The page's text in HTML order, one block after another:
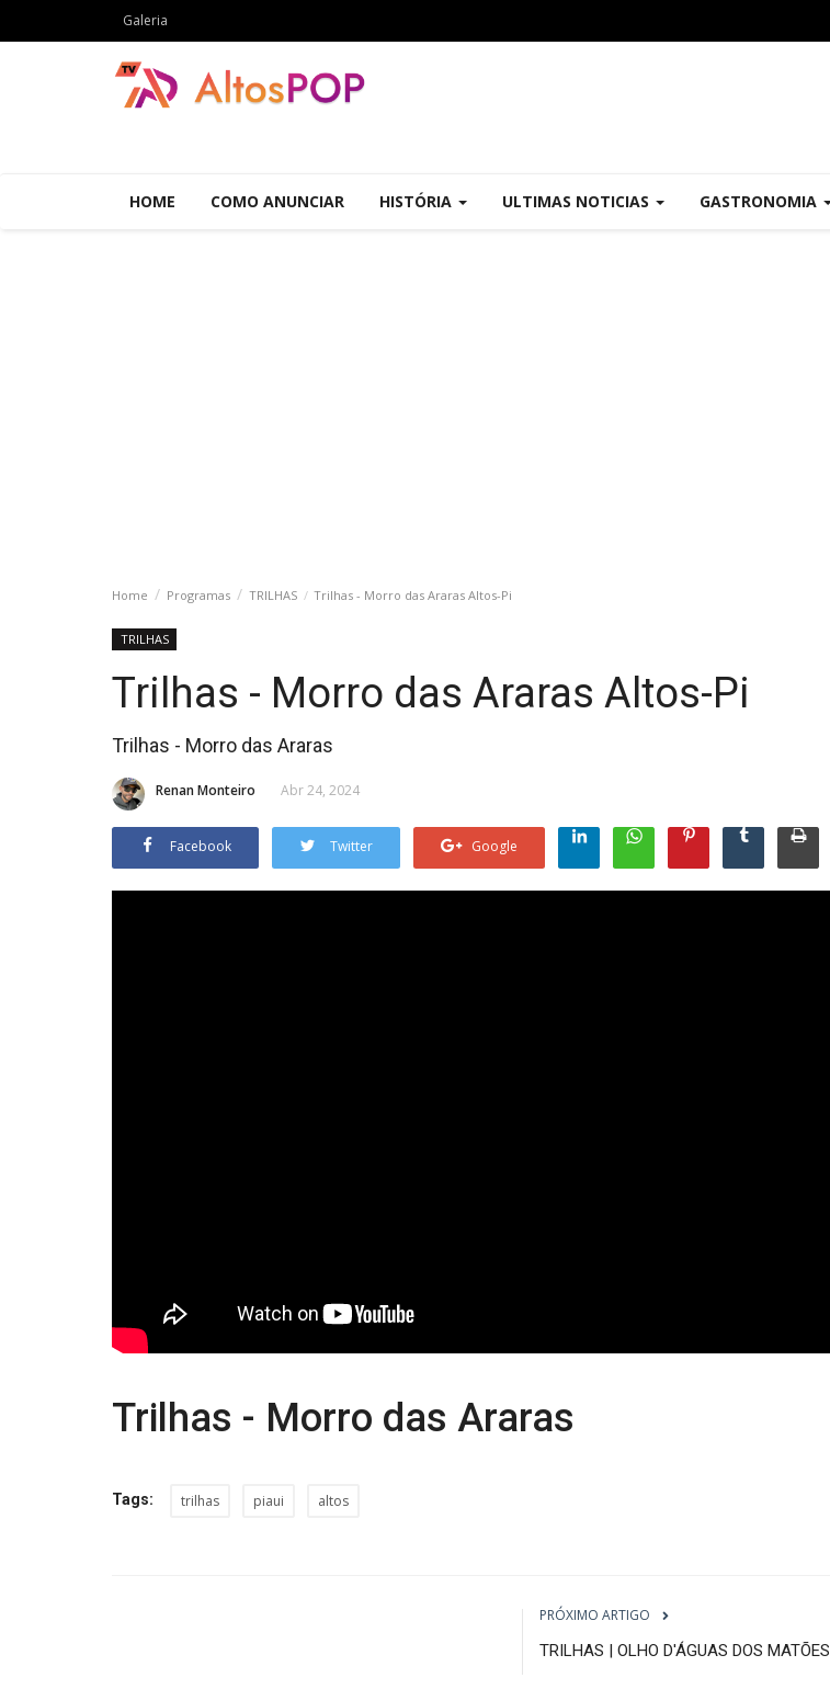
Galeria
HOME COMO ANUNCIAR HISTÓRIA ULTIMAS NOTICIAS GASTRONOMIA
Home Programas TRILHAS Trilhas - Morro das Araras Altos-Pi
TRILHAS
Trilhas - Morro das Araras Altos-Pi
Trilhas - Morro das Araras
Renan Monteiro Abr 24, 2024
Facebook Twitter Google
Trilhas - Morro das Araras
Tags: trilhas piaui altos
PRÓXIMO ARTIGO
TRILHAS | OLHO D'ÁGUAS DOS MATÕES